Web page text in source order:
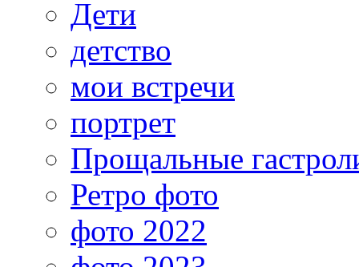
Дети
детство
мои встречи
портрет
Прощальные
Ретро фото
фото 2022